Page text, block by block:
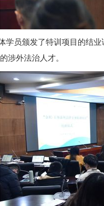
学员颁发了特训项目的结
涉外法治人才。